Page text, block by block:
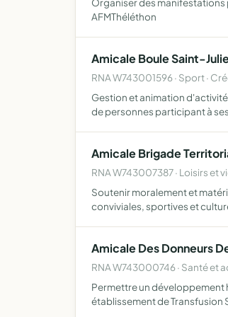
Organiser des
AFMThéléthon
Amicale Boule Saint-
RNA W743001596 · Sport ·
Gestion et animation
de personnes participant à
Amicale Brigade
RNA W743007387 · Loisirs et
Soutenir moralement et
conviviales, sportives et
Amicale Des Donneurs
RNA W743000746 · Santé et
Permettre un développement
établissement de Transfusion